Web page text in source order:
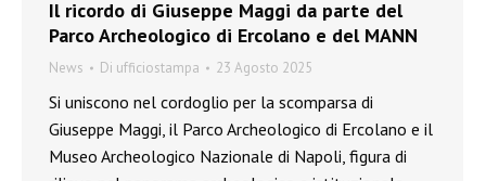
Il ricordo di Giuseppe Maggi da parte del
Parco Archeologico di Ercolano e del MANN
News Di ufficiostampa 23 Agosto 2025
Si uniscono nel cordoglio per la scomparsa di
Giuseppe Maggi, il Parco Archeologico di Ercolano e il
Museo Archeologico Nazionale di Napoli, figura di